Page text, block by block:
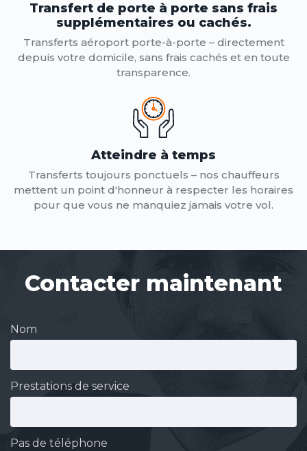
Transfert de porte à porte sans frais
supplémentaires ou cachés.
Transferts aéroport porte-à-porte – directement
depuis votre domicile, sans frais cachés et en toute
transparence.
Atteindre à temps
Transferts toujours ponctuels – nos chauffeurs
mettent un point d'honneur à respecter les horaires
pour que vous ne manquiez jamais votre vol.
Contacter maintenant
Nom
Prestations de service
Pas de téléphone